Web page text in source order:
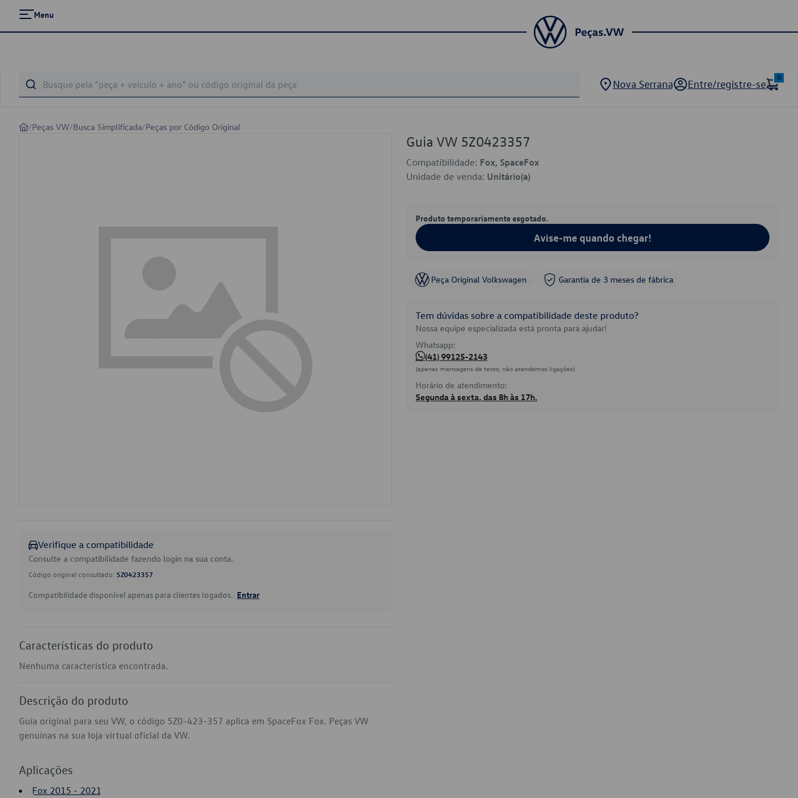
Menu
Nova Serrana Entre/registre-se
0
/Peças VW/Busca Simplificada/Peças por Código Original
Verifique a compatibilidade
Consulte a compatibilidade fazendo login na sua conta.
Código original consultado: 5Z0423357
Compatibilidade disponível apenas para clientes logados. Entrar
Características do produto
Nenhuma característica encontrada.
Descrição do produto
Guia original para seu VW, o código 5Z0-423-357 aplica em SpaceFox Fox. Peças VW
genuínas na sua loja virtual oficial da VW.
Aplicações
Fox 2015 - 2021
Guia VW 5Z0423357
Compatibilidade: Fox, SpaceFox
Unidade de venda: Unitário(a)
Produto temporariamente esgotado.
Avise-me quando chegar!
Peça Original Volkswagen Garantia de 3 meses de fábrica
Tem dúvidas sobre a compatibilidade deste produto?
Nossa equipe especializada está pronta para ajudar!
Whatsapp:
(41) 99125-2143
(apenas mensagens de texto, não atendemos ligações)
Horário de atendimento:
Segunda à sexta, das 8h às 17h.